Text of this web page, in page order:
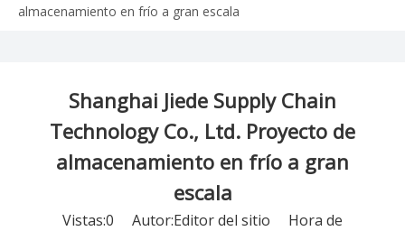
almacenamiento en frío a gran escala
Shanghai Jiede Supply Chain
Technology Co., Ltd. Proyecto de
almacenamiento en frío a gran
escala
Vistas:0 Autor:Editor del sitio Hora de